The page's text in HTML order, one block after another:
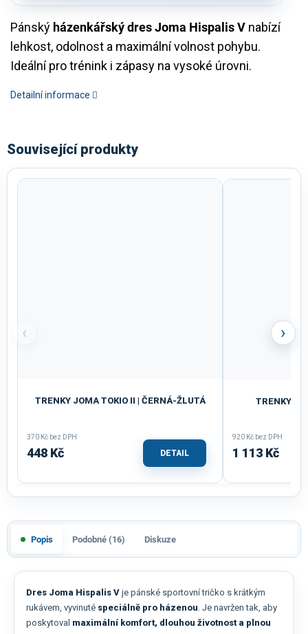
Pánský házenkářský dres Joma Hispalis V nabízí
lehkost, odolnost a maximální volnost pohybu.
Ideální pro trénink i zápasy na vysoké úrovni.
Detailní informace
Související produkty
‹
TRENKY JOMA TOKIO II | ČERNÁ-ŽLUTÁ
370 Kč bez DPH
448 Kč DETAIL
TRENKY
920 Kč bez DPH
1 113 Kč
›
Popis Podobné (16) Diskuze
Dres Joma Hispalis V je pánské sportovní tričko s krátkým
rukávem, vyvinuté speciálně pro házenou. Je navržen tak, aby
poskytoval maximální komfort, dlouhou životnost a plnou